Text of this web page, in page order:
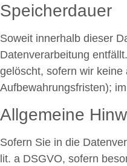
Speicherdauer
Soweit innerhalb dieser
Datenverarbeitung
gelöscht, sofern wir
Aufbewahrungsfristen);
Allgemeine
Sofern Sie in die
lit. a DSGVO, sofern